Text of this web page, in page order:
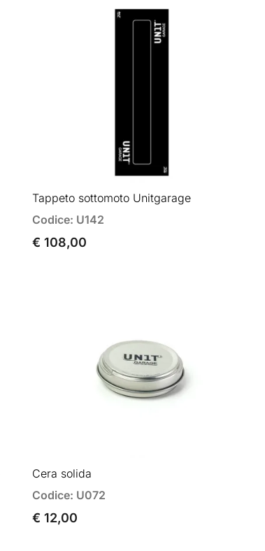
Tappeto sottomoto Unitgarage
Codice: U142
€ 108,00
Cera solida
Codice: U072
€ 12,00